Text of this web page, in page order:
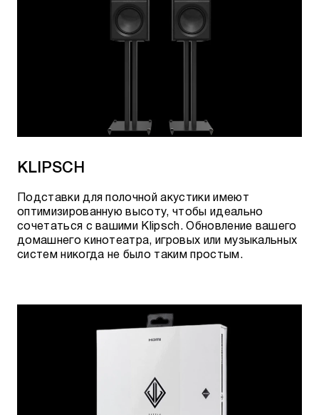
KLIPSCH
Подставки для полочной акустики имеют
оптимизированную высоту, чтобы идеально
сочетаться с вашими Klipsch. Обновление вашего
домашнего кинотеатра, игровых или музыкальных
систем никогда не было таким простым.